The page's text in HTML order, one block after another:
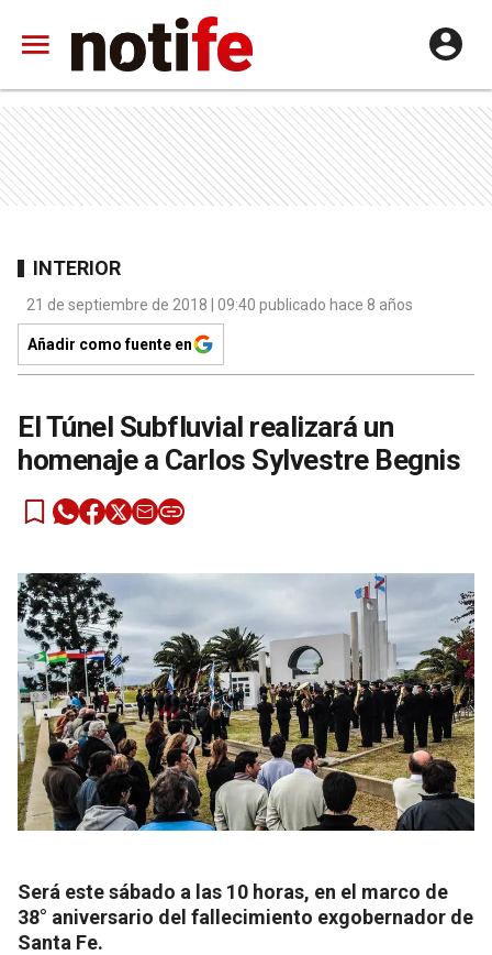
INTERIOR
21 de septiembre de 2018 | 09:40 publicado hace 8 años
Añadir como fuente en
El Túnel Subfluvial realizará un
homenaje a Carlos Sylvestre Begnis
Será este sábado a las 10 horas, en el marco de
38° aniversario del fallecimiento exgobernador de
Santa Fe.